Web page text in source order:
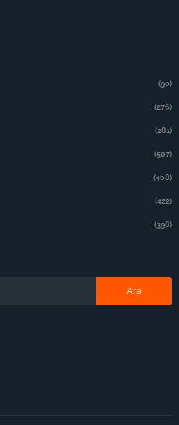
(90)
(276)
(281)
(507)
(408)
(422)
(398)